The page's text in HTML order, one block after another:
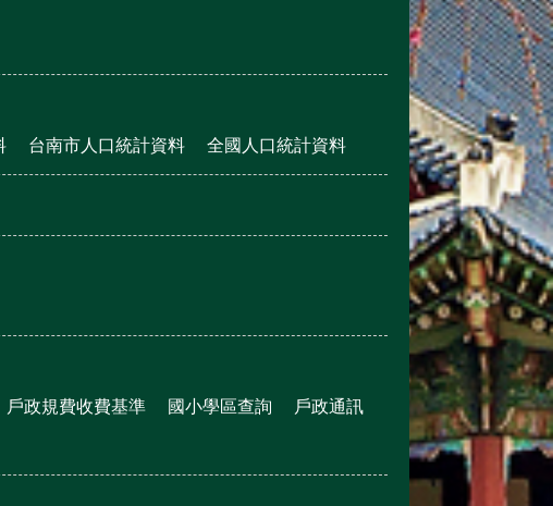
台南市人口統計資料 全國人口統計資料
戶政規費收費基準 國小學區查詢 戶政通訊